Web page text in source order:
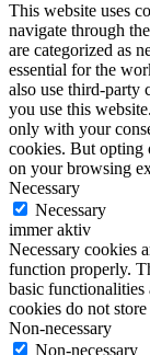
This website uses
navigate through
are categorized as
essential for the
also use third-party
you use this
only with your
cookies. But opting
on your browsing
Necessary
Necessary
immer aktiv
Necessary cookies
function properly.
basic functionalities
cookies do not
Non-necessary
Non-necessary